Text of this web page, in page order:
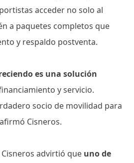
acceder no solo al
a paquetes completos que
y respaldo postventa.
es una solución
y servicio.
socio de movilidad para
Cisneros.
advirtió que uno de